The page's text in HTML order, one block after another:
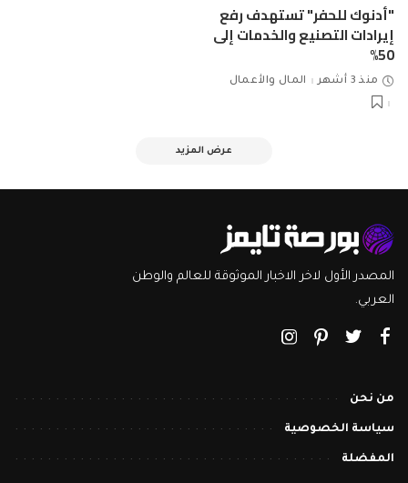
"أدنوك للحفر" تستهدف رفع
إيرادات التصنيع والخدمات إلى
50%
منذ 3 أشهر المال والأعمال
عرض المزيد
المصدر الأول لاخر الاخبار الموثوقة للعالم والوطن
العربي.
من نحن
سياسة الخصوصية
المفضلة